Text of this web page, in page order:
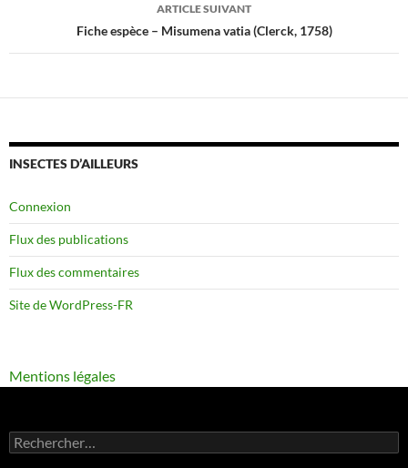
ARTICLE SUIVANT
Fiche espèce – Misumena vatia (Clerck, 1758)
INSECTES D’AILLEURS
Connexion
Flux des publications
Flux des commentaires
Site de WordPress-FR
Mentions légales
Rechercher :